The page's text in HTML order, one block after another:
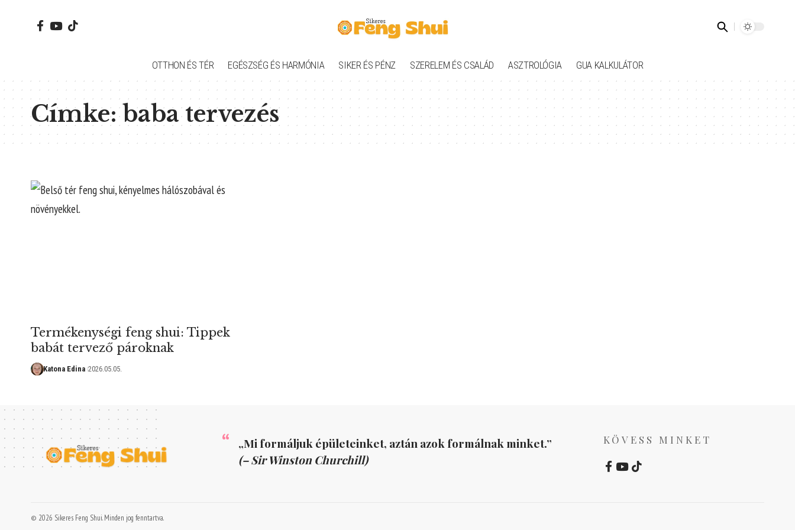
OTTHON ÉS TÉR EGÉSZSÉG ÉS HARMÓNIA SIKER ÉS PÉNZ SZERELEM ÉS CSALÁD ASZTROLÓGIA GUA KALKULÁTOR
Címke:baba tervezés
Termékenységi feng shui: Tippek
babát tervező pároknak
Katona Edina 2026.05.05.
„Mi formáljuk épületeinket, aztán azok formálnak minket.”
(– Sir Winston Churchill)
KÖVESS MINKET
© 2026 Sikeres Feng Shui. Minden jog fenntartva.